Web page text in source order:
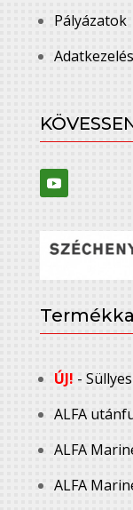
Pályázatok
ÚJ! -
ALFA
ALFA
ALFA